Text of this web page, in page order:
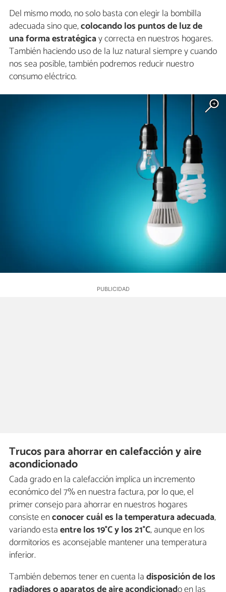
Del mismo modo, no solo basta con elegir la bombilla
adecuada sino que,colocando los puntos de luz de
una forma estratégicay correcta en nuestros hogares.
También haciendo uso de la luz natural siempre y cuando
nos sea posible, también podremos reducir nuestro
consumo eléctrico.
Trucos para ahorrar en calefacción y aire
acondicionado
Cada grado en la calefacción implica un incremento
económico del 7% en nuestra factura, por lo que, el
primer consejo para ahorrar en nuestros hogares
consiste enconocer cuál es la temperatura adecuada,
variando estaentre los 19°C y los 21°C, aunque en los
dormitorios es aconsejable mantener una temperatura
inferior.
También debemos tener en cuenta ladisposición de los